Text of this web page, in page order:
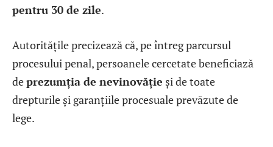
pentru 30 de zile.
Autoritățile precizează că, pe întreg parcursul
procesului penal, persoanele cercetate beneficiază
deprezumția de nevinovăție și de toate
drepturile și garanțiile procesuale prevăzute de
lege.